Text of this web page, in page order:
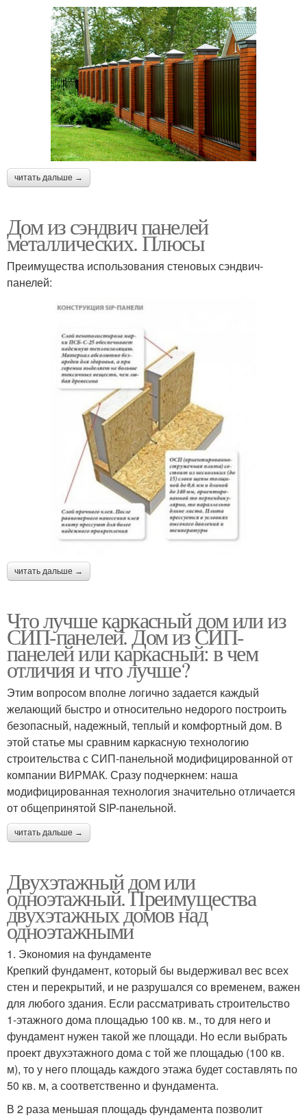
читать дальше →
Дом из сэндвич панелей
металлических. Плюсы
Преимущества использования стеновых сэндвич-
панелей:
читать дальше →
Что лучше каркасный дом или из
СИП-панелей. Дом из СИП-
панелей или каркасный: в чем
отличия и что лучше?
Этим вопросом вполне логично задается каждый
желающий быстро и относительно недорого построить
безопасный, надежный, теплый и комфортный дом. В
этой статье мы сравним каркасную технологию
строительства с СИП-панельной модифицированной от
компании ВИРМАК. Сразу подчеркнем: наша
модифицированная технология значительно отличается
от общепринятой SIP-панельной.
читать дальше →
Двухэтажный дом или
одноэтажный. Преимущества
двухэтажных домов над
одноэтажными
1. Экономия на фундаменте
Крепкий фундамент, который бы выдерживал вес всех
стен и перекрытий, и не разрушался со временем, важен
для любого здания. Если рассматривать строительство
1-этажного дома площадью 100 кв. м., то для него и
фундамент нужен такой же площади. Но если выбрать
проект двухэтажного дома с той же площадью (100 кв.
м), то у него площадь каждого этажа будет составлять по
50 кв. м, а соответственно и фундамента.
В 2 раза меньшая площадь фундамента позволит